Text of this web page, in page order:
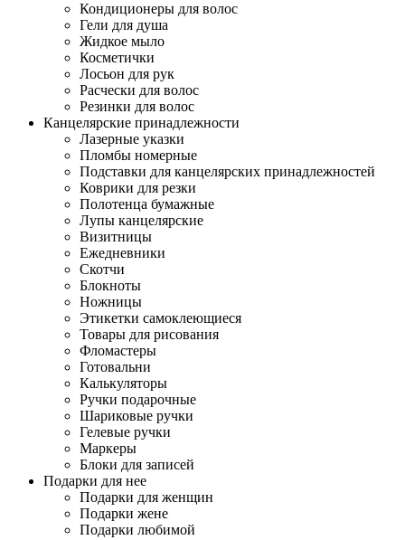
Кондиционеры для волос
Гели для душа
Жидкое мыло
Косметички
Лосьон для рук
Расчески для волос
Резинки для волос
Канцелярские принадлежности
Лазерные указки
Пломбы номерные
Подставки для канцелярских принадлежностей
Коврики для резки
Полотенца бумажные
Лупы канцелярские
Визитницы
Ежедневники
Скотчи
Блокноты
Ножницы
Этикетки самоклеющиеся
Товары для рисования
Фломастеры
Готовальни
Калькуляторы
Ручки подарочные
Шариковые ручки
Гелевые ручки
Маркеры
Блоки для записей
Подарки для нее
Подарки для женщин
Подарки жене
Подарки любимой